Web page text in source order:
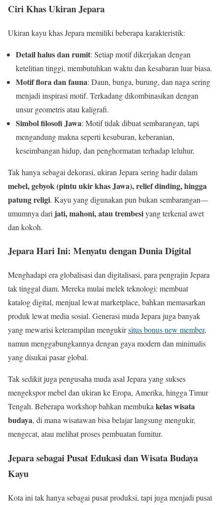
Ciri Khas Ukiran Jepara
Ukiran kayu khas Jepara memiliki beberapa karakteristik:
Detail halus dan rumit: Setiap motif dikerjakan dengan
ketelitian tinggi, membutuhkan waktu dan kesabaran luar biasa.
Motif flora dan fauna: Daun, bunga, burung, dan naga sering
menjadi inspirasi motif. Terkadang dikombinasikan dengan
unsur geometris atau kaligrafi.
Simbol filosofi Jawa: Motif tidak dibuat sembarangan, tapi
mengandung makna seperti kesuburan, keberanian,
keseimbangan hidup, dan penghormatan terhadap leluhur.
Tak hanya sebagai dekorasi, ukiran Jepara sering hadir dalam
mebel, gebyok (pintu ukir khas Jawa), relief dinding, hingga
patung religi. Kayu yang digunakan pun bukan sembarangan—
umumnya dari jati, mahoni, atau trembesiyang terkenal awet
dan kokoh.
Jepara Hari Ini: Menyatu dengan Dunia Digital
Menghadapi era globalisasi dan digitalisasi, para pengrajin Jepara
tak tinggal diam. Mereka mulai melek teknologi: membuat
katalog digital, menjual lewat marketplace, bahkan memasarkan
produk lewat media sosial. Generasi muda Jepara juga banyak
yang mewarisi keterampilan mengukirsitus bonus new member,
namun menggabungkannya dengan gaya modern dan minimalis
yang disukai pasar global.
Tak sedikit juga pengusaha muda asal Jepara yang sukses
mengekspor mebel dan ukiran ke Eropa, Amerika, hingga Timur
Tengah. Beberapa workshop bahkan membuka kelas wisata
budaya, di mana wisatawan bisa belajar langsung mengukir,
mengecat, atau melihat proses pembuatan furnitur.
Jepara sebagai Pusat Edukasi dan Wisata Budaya
Kayu
Kota ini tak hanya sebagai pusat produksi, tapi juga menjadi pusat